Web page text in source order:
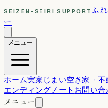
SEIZEN-SEIRI SUPPORT ふ
ー
メニュー
ホーム実家じまい空き家・不
エンディングノート お問い合
メニュー